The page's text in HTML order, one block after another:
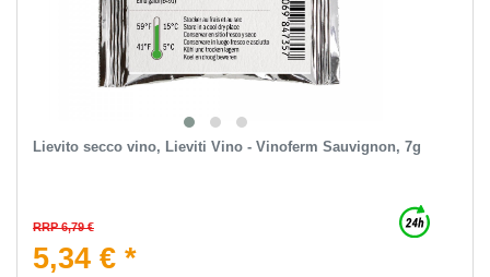
Lievito secco vino, Lieviti Vino - Vinoferm Sauvignon, 7g
RRP 6,79 €
5,34 € *